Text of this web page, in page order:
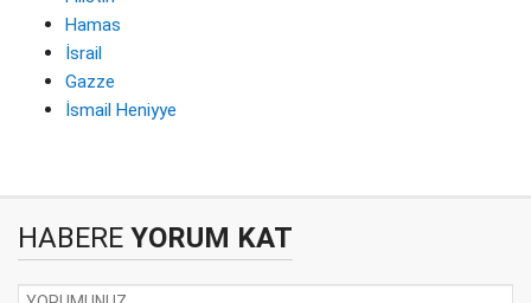
Hamas
İsrail
Gazze
İsmail Heniyye
HABERE YORUM KAT